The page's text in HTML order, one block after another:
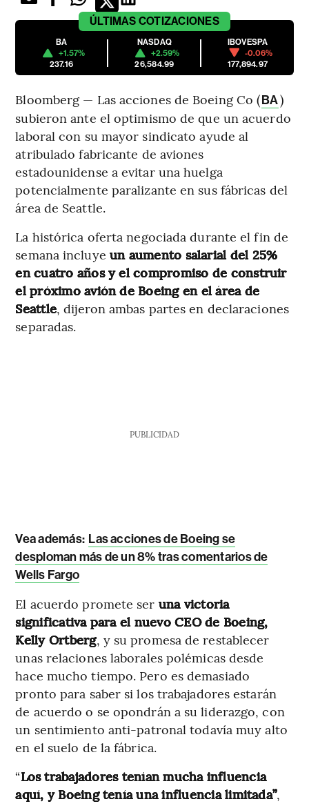
ÚLTIMAS COTIZACIONES
BA
+1.57%
237.16
NASDAQ
+2.59%
26,584.99
IBOVESPA
-0.06%
177,894.97
Bloomberg — Las acciones de Boeing Co (BA)
subieron ante el optimismo de que un acuerdo
laboral con su mayor sindicato ayude al
atribulado fabricante de aviones
estadounidense a evitar una huelga
potencialmente paralizante en sus fábricas del
área de Seattle.
La histórica oferta negociada durante el fin de
semana incluye un aumento salarial del 25%
en cuatro años y el compromiso de construir
el próximo avión de Boeing en el área de
Seattle, dijeron ambas partes en declaraciones
separadas.
PUBLICIDAD
Vea además: Las acciones de Boeing se
desploman más de un 8% tras comentarios de
Wells Fargo
El acuerdo promete ser una victoria
significativa para el nuevo CEO de Boeing,
Kelly Ortberg, y su promesa de restablecer
unas relaciones laborales polémicas desde
hace mucho tiempo. Pero es demasiado
pronto para saber si los trabajadores estarán
de acuerdo o se opondrán a su liderazgo, con
un sentimiento anti-patronal todavía muy alto
en el suelo de la fábrica.
“Los trabajadores tenían mucha influencia
aquí, y Boeing tenía una influencia limitada”,